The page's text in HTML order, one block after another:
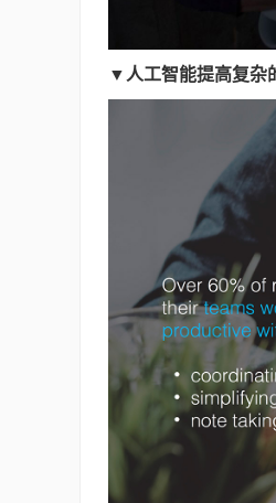
▼人工智能提高复杂